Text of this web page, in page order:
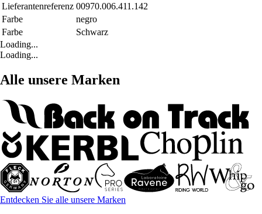
Lieferantenreferenz 00970.006.411.142
Farbe
negro
Farbe
Schwarz
Loading...
Loading...
Alle unsere Marken
Entdecken Sie alle unsere Marken